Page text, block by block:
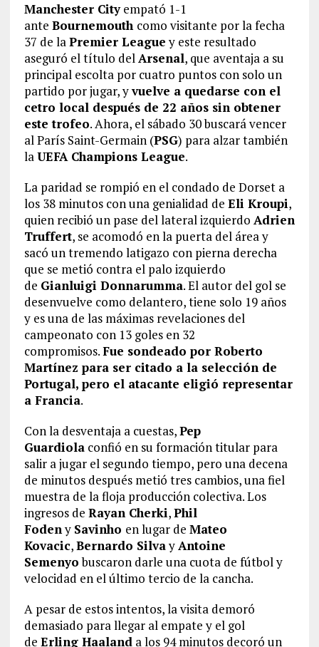
Manchester Cityempató 1-1
ante Bournemouth como visitante por la fecha
37 de laPremier Leaguey este resultado
aseguró el título delArsenal, que aventaja a su
principal escolta por cuatro puntos con solo un
partido por jugar, yvuelve a quedarse con el
cetro local después de 22 años sin obtener
este trofeo. Ahora, el sábado 30 buscará vencer
al París Saint-Germain (PSG) para alzar también
laUEFA Champions League.
La paridad se rompió en el condado de Dorset a
los 38 minutos con una genialidad de Eli Kroupi,
quien recibió un pase del lateral izquierdo Adrien
Truffert, se acomodó en la puerta del área y
sacó un tremendo latigazo con pierna derecha
que se metió contra el palo izquierdo
de Gianluigi Donnarumma. El autor del gol se
desenvuelve como delantero, tiene solo 19 años
y es una de las máximas revelaciones del
campeonato con 13 goles en 32
compromisos.Fue sondeado por Roberto
Martínez para ser citado a la selección de
Portugal, pero el atacante eligió representar
a Francia.
Con la desventaja a cuestas,Pep
Guardiolaconfió en su formación titular para
salir a jugar el segundo tiempo, pero una decena
de minutos después metió tres cambios, una fiel
muestra de la floja producción colectiva. Los
ingresos de Rayan Cherki,Phil
Fodeny Savinho en lugar de Mateo
Kovacic,Bernardo SilvayAntoine
Semenyobuscaron darle una cuota de fútbol y
velocidad en el último tercio de la cancha.
A pesar de estos intentos, la visita demoró
demasiado para llegar al empate y el gol
de Erling Haalanda los 94 minutos decoró un